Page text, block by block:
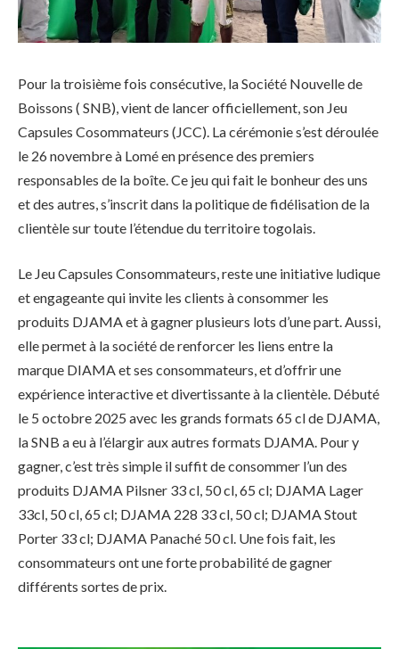
Pour la troisième fois consécutive, la Société Nouvelle de
Boissons ( SNB), vient de lancer officiellement, son Jeu
Capsules Cosommateurs (JCC). La cérémonie s’est déroulée
le 26 novembre à Lomé en présence des premiers
responsables de la boîte. Ce jeu qui fait le bonheur des uns
et des autres, s’inscrit dans la politique de fidélisation de la
clientèle sur toute l’étendue du territoire togolais.
Le Jeu Capsules Consommateurs, reste une initiative ludique
et engageante qui invite les clients à consommer les
produits DJAMA et à gagner plusieurs lots d’une part. Aussi,
elle permet à la société de renforcer les liens entre la
marque DIAMA et ses consommateurs, et d’offrir une
expérience interactive et divertissante à la clientèle. Débuté
le 5 octobre 2025 avec les grands formats 65 cl de DJAMA,
la SNB a eu à l’élargir aux autres formats DJAMA. Pour y
gagner, c’est très simple il suffit de consommer l’un des
produits DJAMA Pilsner 33 cl, 50 cl, 65 cl; DJAMA Lager
33cl, 50 cl, 65 cl; DJAMA 228 33 cl, 50 cl; DJAMA Stout
Porter 33 cl; DJAMA Panaché 50 cl. Une fois fait, les
consommateurs ont une forte probabilité de gagner
différents sortes de prix.